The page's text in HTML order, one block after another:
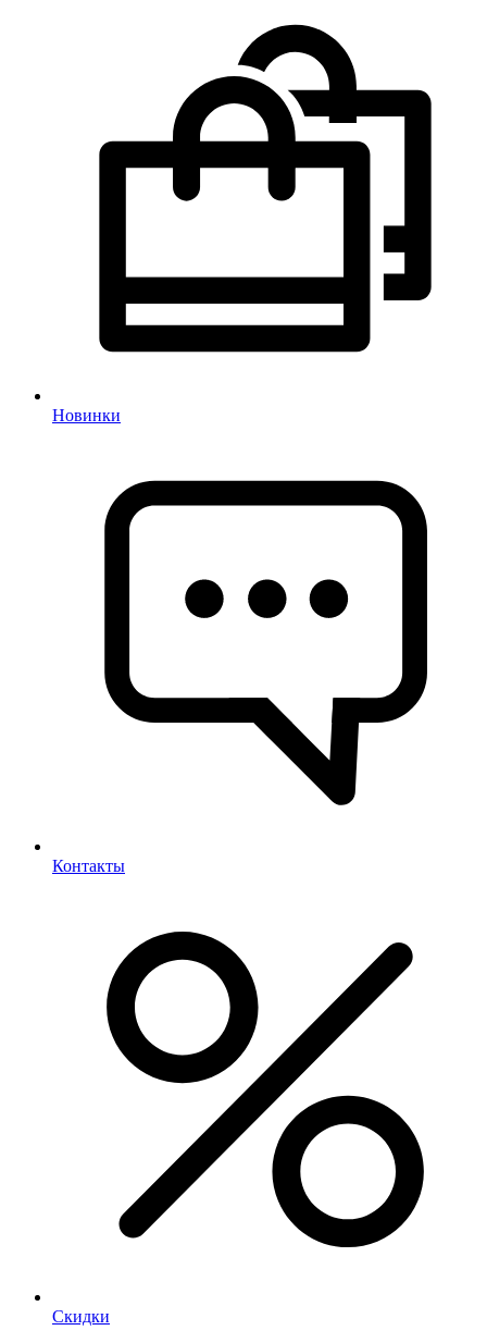
Новинки
Контакты
Скидки